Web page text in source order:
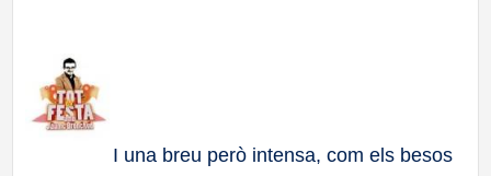
I una breu però intensa, com els besos